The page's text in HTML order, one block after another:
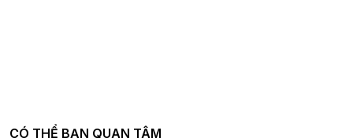
CÓ THỂ BẠN QUAN TÂM